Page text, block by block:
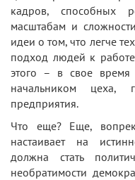
кадров, способных
масштабам и
идеи о том, что легче
подход людей к
этого – в свое время
начальником цеха,
предприятия.
Что еще? Еще,
настаивает на
должна стать
необратимости